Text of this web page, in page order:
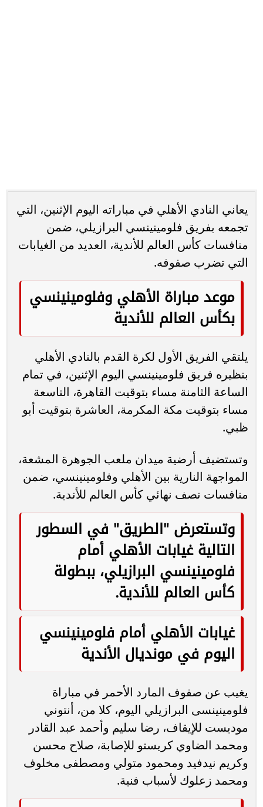
التالية غيابات الأهلي أمام
فلومينينسي البرازيلي، ببطولة
كأس العالم للأندية.
غيابات الأهلي أمام فلومينينسي
اليوم في مونديال الأندية
يغيب عن صفوف المارد الأحمر في مباراة
فلومينينسى البرازيلي اليوم، كلا من، أنتوني
موديست للإيقاف، رضا سليم وأحمد عبد القادر
ومحمد الضاوي كريستو للإصابة، صلاح محسن
وكريم نيدفيد ومحمود متولي ومصطفى مخلوف
ومحمد زعلوك لأسباب فنية.
28 لاعبا في رحلة السعودية
لبطولة كأس العالم للأندية
تم اصطحاب 28 لاعبا في رحلة السعودية التي
يخوض خلالها الفريق بطولة كأس العالم للأندية،
وذلك رغم أن القائمة التي ستُشارك في البطولة
تضم 23 لاعبا فقط.
القائمة النهائية للأهلي في
مونديال الأندية
في حراسة المرمى: محمد الشناوي، مصطفى
شوبير، حمزة علاء.
خط الدفاع: علي معلول، كريم الدبيس، ياسر
إبراهيم، رامي ربيعة، محمد عبد المنعم، خالد عبد
الفتاح، محمد هاني، أكرم توفيق.
وسط الملعب: عمرو السولية، أليو ديانج، مروان
عطية، إمام عاشور، أحمد نبيل كوكا، محمد مجدي